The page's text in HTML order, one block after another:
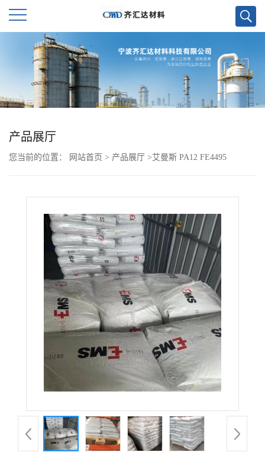
首
页
公
品
产品展厅
您当前的位置： 网站首页 > 产品展厅 >艾曼斯 PA12 FE4495